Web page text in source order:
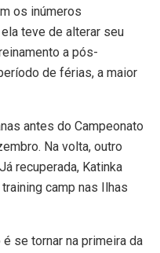
os inúmeros
teve de alterar seu
a pós-
de férias, a maior
antes do Campeonato
Na volta, outro
recuperada, Katinka
camp nas Ilhas
se tornar na primeira da